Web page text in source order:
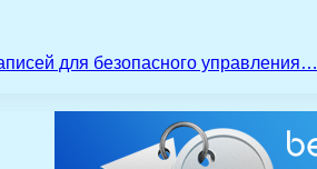
для безопасного управления…